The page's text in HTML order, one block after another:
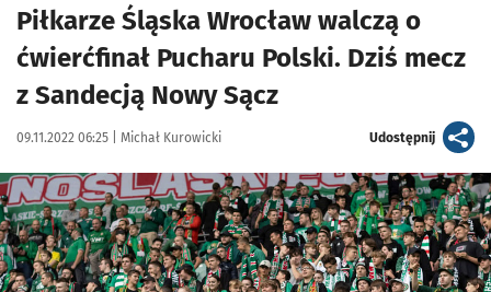
Piłkarze Śląska Wrocław walczą o
ćwierćfinał Pucharu Polski. Dziś mecz
z Sandecją Nowy Sącz
Data publikacji:
09.11.2022 06:25 | Autor:
Michał Kurowicki Udostępnijartykuł
Kliknij, aby powiększyć